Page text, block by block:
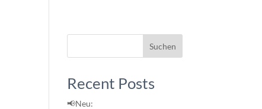
Suchen
Recent Posts
📢Neu: